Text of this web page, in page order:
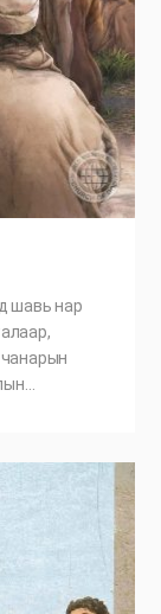
шавь нар
чанарын